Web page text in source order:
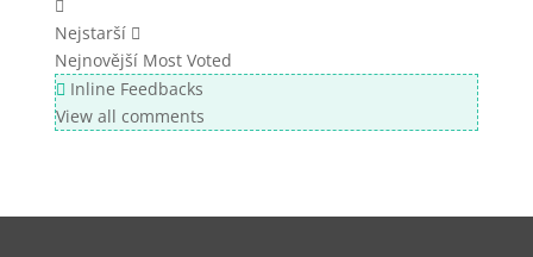
Nejstarší
Nejnovější Most Voted
Inline Feedbacks
View all comments